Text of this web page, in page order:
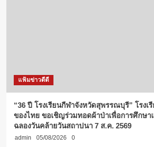
แฟ้มข่าวดีดี
“36 ปี โรงเรียนกีฬาจังหวัดสุพรรณบุรี” โรงเ
ของไทย ขอเชิญร่วมทอดผ้าป่าเพื่อการศึกษา
ฉลองวันคล้ายวันสถาปนา 7 ส.ค. 2569
admin 05/08/2026 0